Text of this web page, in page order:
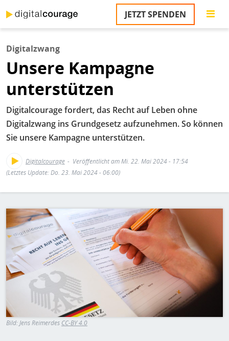
zum
Inhalt
JETZT SPENDEN
Digitalzwang
Unsere Kampagne
unterstützen
Digitalcourage fordert, das Recht auf Leben ohne
Digitalzwang ins Grundgesetz aufzunehmen. So können
Sie unsere Kampagne unterstützen.
Digitalcourage
Veröffentlicht am Mi. 22. Mai 2024 - 17:54
(Letztes Update: Do. 23. Mai 2024 - 06:00)
Bild
Bild:Jens Reimerdes CC-BY 4.0